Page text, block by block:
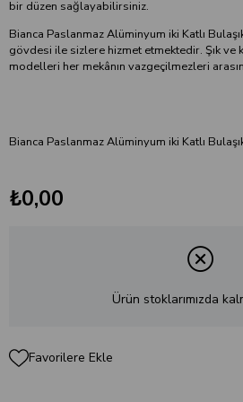
bir düzen sağlayabilirsiniz.
Bianca Paslanmaz Alüminyum iki Katlı
gövdesi ile sizlere hizmet etmektedir. Şık ve
modelleri her mekânın vazgeçilmezleri
Bianca Paslanmaz Alüminyum iki Katlı
₺0,00
Ürün stoklarımızda
Favorilere Ekle